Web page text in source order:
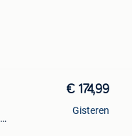
€ 174,99
Gisteren